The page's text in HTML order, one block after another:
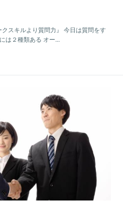
スキルより質問力』 今日は質問をす
は２種類ある オー...